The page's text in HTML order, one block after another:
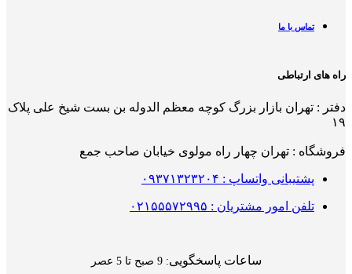
تماس با ما
راه های ارتباطی
دفتر : تهران بازار بزرگ کوچه معظم الدوله بن بست شیخ علی پلاک
۱۹
فروشگاه : تهران چهار راه مولوی خیابان صاحب جمع
پشتیبانی واتساپ : ۰۹۳۷۱۳۲۳۲۰۴
تلفن امور مشتریان : ۰۲۱۵۵۵۷۲۹۹۵
ساعات پاسخگویی: 9 صبح تا 5 عصر